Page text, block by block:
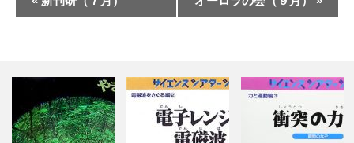
ベ
ゲ
ー